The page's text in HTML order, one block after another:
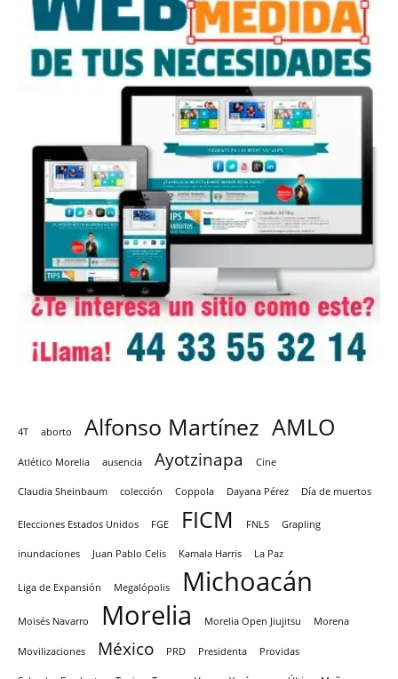
4T aborto Alfonso Martínez AMLO
Atlético Morelia ausencia Ayotzinapa Cine
Claudia Sheinbaum colección Coppola Dayana Pérez Día de muertos
Elecciones Estados Unidos FGE FICM FNLS Grapling
inundaciones Juan Pablo Celis Kamala Harris La Paz
Liga de Expansión Megalópolis Michoacán
Moisés Navarro Morelia Morelia Open Jiujitsu Morena
Movilizaciones México PRD Presidenta Providas